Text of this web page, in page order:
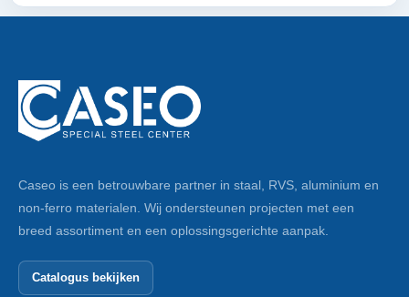
Caseo is een betrouwbare partner in staal, RVS, aluminium en
non-ferro materialen. Wij ondersteunen projecten met een
breed assortiment en een oplossingsgerichte aanpak.
Catalogus bekijken